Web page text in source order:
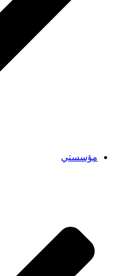
مؤسستي